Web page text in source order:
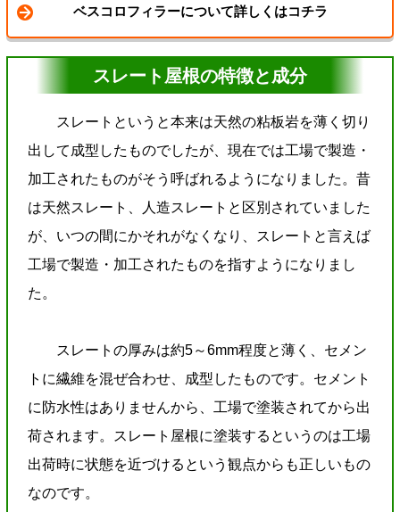
ベスコロフィラーについて詳しくはコチラ
スレート屋根の特徴と成分
スレートというと本来は天然の粘板岩を薄く切り
出して成型したものでしたが、現在では工場で製造・
加工されたものがそう呼ばれるようになりました。昔
は天然スレート、人造スレートと区別されていました
が、いつの間にかそれがなくなり、スレートと言えば
工場で製造・加工されたものを指すようになりまし
た。
スレートの厚みは約5～6mm程度と薄く、セメン
トに繊維を混ぜ合わせ、成型したものです。セメント
に防水性はありませんから、工場で塗装されてから出
荷されます。スレート屋根に塗装するというのは工場
出荷時に状態を近づけるという観点からも正しいもの
なのです。